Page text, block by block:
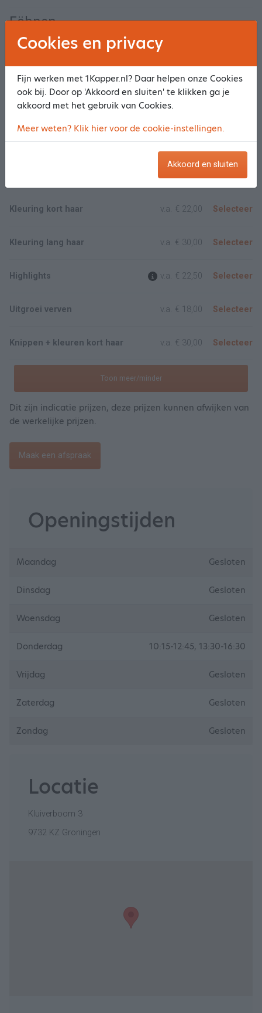
Föhnen
Wassen + Föhnen of watergolven
Opsteken v.a.
Kleuring kort haar v.a. € 22,00 Selecteer
Kleuring lang haar v.a. € 30,00 Selecteer
Highlights v.a. € 22,50 Selecteer
Uitgroei verven v.a. € 18,00 Selecteer
Knippen + kleuren kort haar v.a. € 30,00 Selecteer
Toon meer/minder
Dit zijn indicatie prijzen, deze prijzen kunnen afwijken van
de werkelijke prijzen.
Maak een afspraak
Openingstijden
Maandag Gesloten
Dinsdag Gesloten
Woensdag Gesloten
Donderdag 10:15-12:45, 13:30-16:30
Vrijdag Gesloten
Zaterdag Gesloten
Zondag Gesloten
Locatie
Kluiverboom 3
9732 KZ Groningen
Cookies en privacy
Fijn werken met 1Kapper.nl? Daar helpen onze Cookies
ook bij. Door op 'Akkoord en sluiten' te klikken ga je
akkoord met het gebruik van Cookies.
Meer weten? Klik hier voor de cookie-instellingen.
Akkoord en sluiten